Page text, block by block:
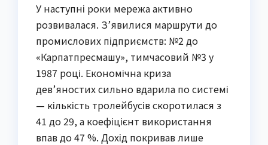
У наступні роки мережа активно
розвивалася. З’явилися маршрути до
промислових підприємств: №2 до
«Карпатпресмашу», тимчасовий №3 у
1987 році. Економічна криза
дев’яностих сильно вдарила по системі
— кількість тролейбусів скоротилася з
41 до 29, а коефіцієнт використання
впав до 47 %. Дохід покривав лише